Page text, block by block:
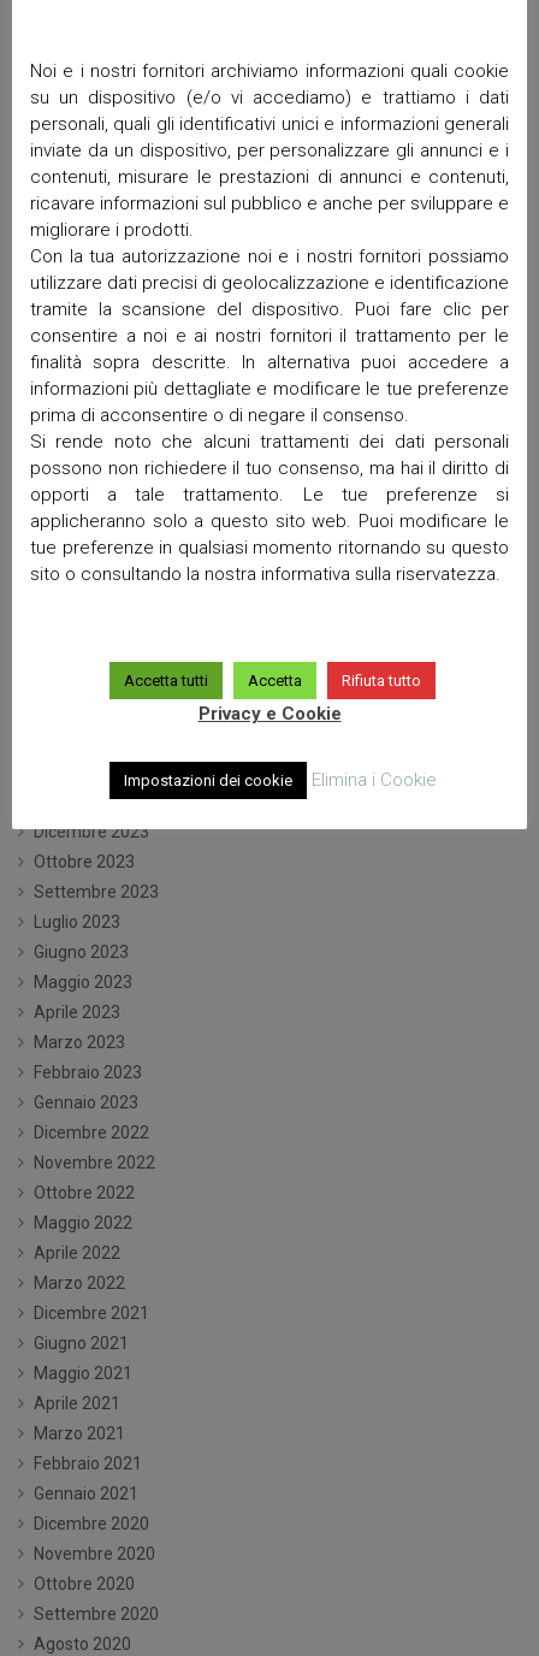
Archivi
Giugno 2026
Aprile 2026
Marzo 2026
Febbraio 2026
Gennaio 2026
Dicembre 2025
Novembre 2025
Settembre 2025
Maggio 2025
Aprile 2025
Marzo 2025
Febbraio 2025
Gennaio 2025
Dicembre 2024
Giugno 2024
Marzo 2024
Gennaio 2024
Dicembre 2023
Ottobre 2023
Settembre 2023
Luglio 2023
Giugno 2023
Maggio 2023
Aprile 2023
Marzo 2023
Febbraio 2023
Gennaio 2023
Dicembre 2022
Novembre 2022
Ottobre 2022
Maggio 2022
Aprile 2022
Marzo 2022
Dicembre 2021
Giugno 2021
Maggio 2021
Aprile 2021
Marzo 2021
Febbraio 2021
Gennaio 2021
Dicembre 2020
Novembre 2020
Ottobre 2020
Settembre 2020
Agosto 2020
Noi e i nostri fornitori archiviamo informazioni quali cookie
su un dispositivo (e/o vi accediamo) e trattiamo i dati
personali, quali gli identificativi unici e informazioni generali
inviate da un dispositivo, per personalizzare gli annunci e i
contenuti, misurare le prestazioni di annunci e contenuti,
ricavare informazioni sul pubblico e anche per sviluppare e
migliorare i prodotti.
Con la tua autorizzazione noi e i nostri fornitori possiamo
utilizzare dati precisi di geolocalizzazione e identificazione
tramite la scansione del dispositivo. Puoi fare clic per
consentire a noi e ai nostri fornitori il trattamento per le
finalità sopra descritte. In alternativa puoi accedere a
informazioni più dettagliate e modificare le tue preferenze
prima di acconsentire o di negare il consenso.
Si rende noto che alcuni trattamenti dei dati personali
possono non richiedere il tuo consenso, ma hai il diritto di
opporti a tale trattamento. Le tue preferenze si
applicheranno solo a questo sito web. Puoi modificare le
tue preferenze in qualsiasi momento ritornando su questo
sito o consultando la nostra informativa sulla riservatezza.
Accetta tutti Accetta Rifiuta tutto
Privacy e Cookie
Impostazioni dei cookie Elimina i Cookie